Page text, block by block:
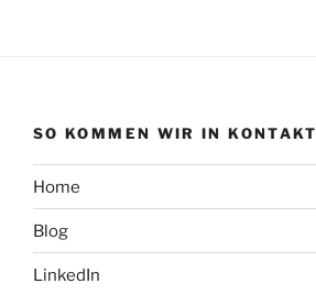
SO KOMMEN WIR IN KONTAKT
Home
Blog
LinkedIn